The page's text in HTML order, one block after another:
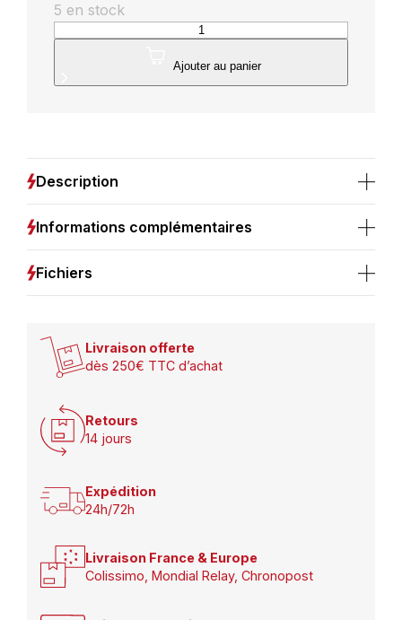
5 en stock
quantité
de
de
muraux
carré
blanc
3W
4000K
Ajouter au panier
Description
Informations complémentaires
Fichiers
Livraison offerte
dès 250€ TTC d’achat
Retours
14 jours
Expédition
24h/72h
Livraison France & Europe
Colissimo, Mondial Relay, Chronopost